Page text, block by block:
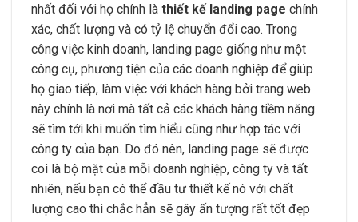
nhất đối với họ chính là thiết kế landing page chính
xác, chất lượng và có tỷ lệ chuyển đổi cao. Trong
công việc kinh doanh, landing page giống như một
công cụ, phương tiện của các doanh nghiệp để giúp
họ giao tiếp, làm việc với khách hàng bởi trang web
này chính là nơi mà tất cả các khách hàng tiềm năng
sẽ tìm tới khi muốn tìm hiểu cũng như hợp tác với
công ty của bạn. Do đó nên, landing page sẽ được
coi là bộ mặt của mỗi doanh nghiệp, công ty và tất
nhiên, nếu bạn có thể đầu tư thiết kế nó với chất
lượng cao thì chắc hẳn sẽ gây ấn tượng rất tốt đẹp